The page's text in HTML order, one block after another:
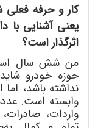
کار و حرفه فعلی
یعنی آشنایی با
اثرگذار است؟
من شش سال است
حوزه خودرو
نداشته باشد،
وابسته است.
واردات،